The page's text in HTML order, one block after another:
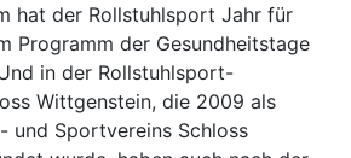
hat der Rollstuhlsport Jahr für
Programm der Gesundheitstage
in der Rollstuhlsport-
Wittgenstein, die 2009 als
und Sportvereins Schloss